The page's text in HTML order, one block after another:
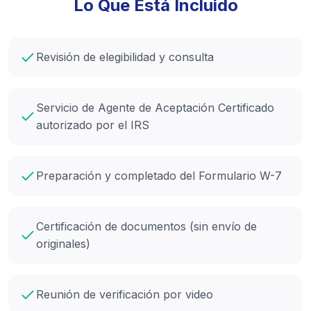
Lo Que Está Incluido
Revisión de elegibilidad y consulta
Servicio de Agente de Aceptación Certificado
autorizado por el IRS
Preparación y completado del Formulario W-7
Certificación de documentos (sin envío de
originales)
Reunión de verificación por video